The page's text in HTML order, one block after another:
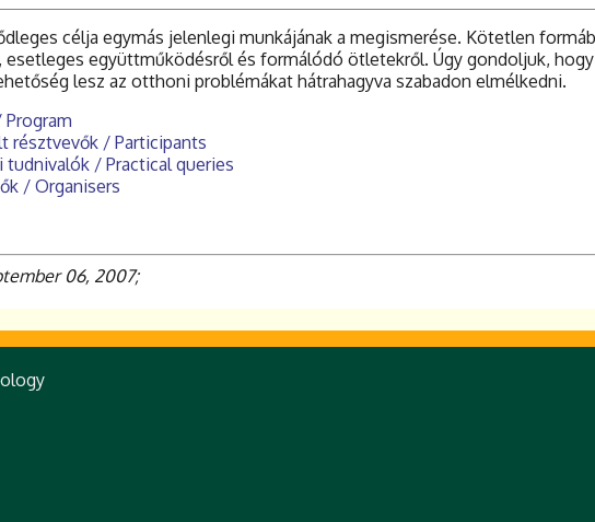
célja egymás jelenlegi munkájának a megismerése. Kötetlen
esetleges együttműködésről és formálódó ötletekről. Úgy gondoljuk,
lesz az otthoni problémákat hátrahagyva szabadon elmélkedni.
Program
résztvevők / Participants
tudnivalók / Practical queries
/ Organisers
06, 2007;